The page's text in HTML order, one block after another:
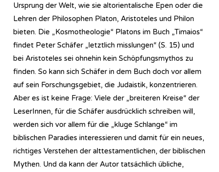
Ursprung der Welt, wie sie altorientalische Epen oder die
Lehren der Philosophen Platon, Aristoteles und Philon
bieten. Die „Kosmotheologie“ Platons im Buch „Timaios“
findet Peter Schäfer „letztlich misslungen“ (S. 15) und
bei Aristoteles sei ohnehin kein Schöpfungsmythos zu
finden. So kann sich Schäfer in dem Buch doch vor allem
auf sein Forschungsgebiet, die Judaistik, konzentrieren.
Aber es ist keine Frage: Viele der „breiteren Kreise“ der
LeserInnen, für die Schäfer ausdrücklich schreiben will,
werden sich vor allem für die „kluge Schlange“ im
biblischen Paradies interessieren und damit für ein neues,
richtiges Verstehen der alttestamentlichen, der biblischen
Mythen. Und da kann der Autor tatsächlich übliche,